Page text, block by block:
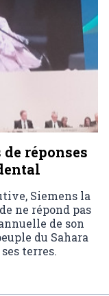
de réponses
Siemens la
ne répond pas
de son
du Sahara
terres.